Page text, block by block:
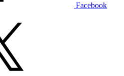
Facebook